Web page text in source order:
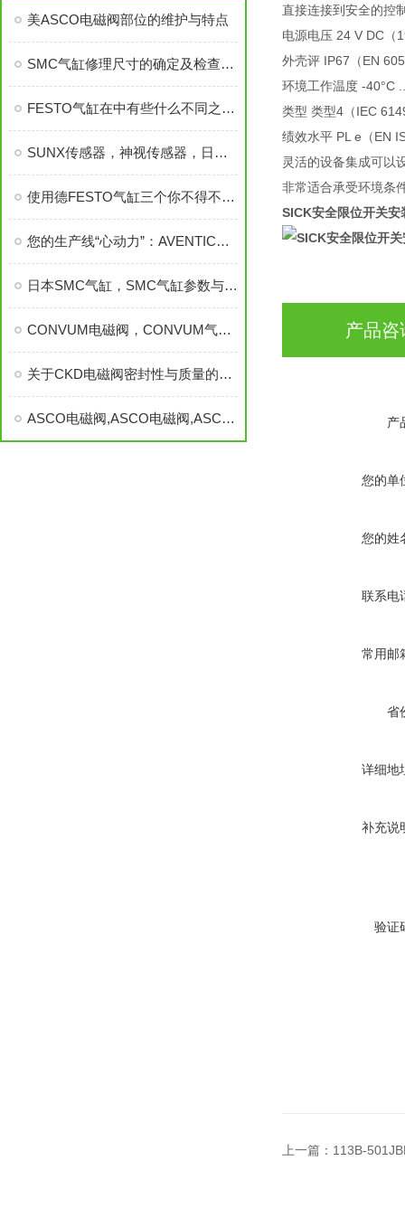
美ASCO电磁阀部位的维护与特点
SMC气缸修理尺寸的确定及检查方法你了解多少
FESTO气缸在中有些什么不同之处，FESTO气缸
SUNX传感器，神视传感器，日本SUNX传感器，进口SUNX接近传感器
使用德FESTO气缸三个你不得不思考的问题？
您的生产线“心动力”：AVENTICS气动电磁阀如何赋能现代智造？
日本SMC气缸，SMC气缸参数与价格，SMC气缸
CONVUM电磁阀，CONVUM气缸，CONVUM气动元件
关于CKD电磁阀密封性与质量的重要
ASCO电磁阀,ASCO电磁阀,ASCO电磁阀,美ASCO电磁阀
直接连接到安全的控
电源电压 24 V DC（
外壳评 IP67（EN
环境工作温度 -40°C
类型 类型4（IEC
绩效水平 PL e（EN
灵活的设备集成可以
非常适合承受环境条
SICK安全限位开关安
产品咨
产
您的单
您的姓
联系电
常用邮
省
详细地
补充说
验证
上一篇： 113B-